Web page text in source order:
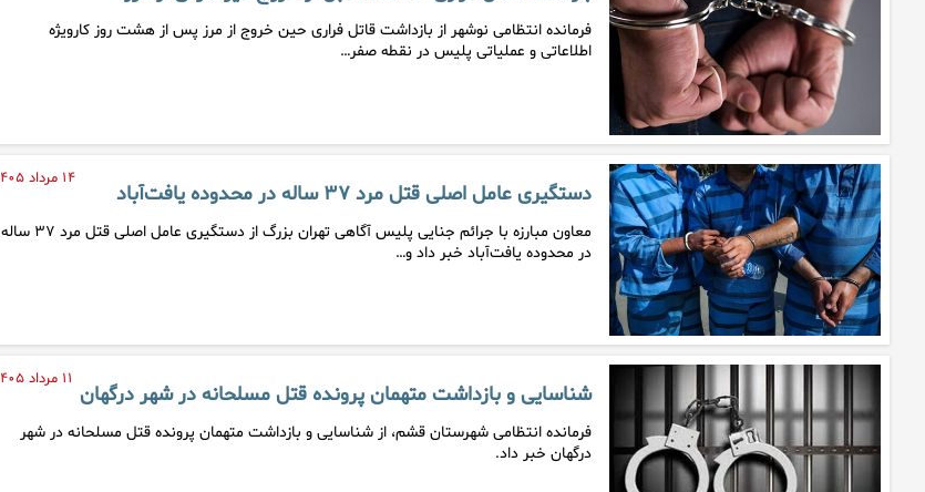
فرمانده انتظامی نوشهر از بازداشت قاتل فراری حین خروج از مرز پس از هشت روز کارویژه
اطلاعاتی و عملیاتی پلیس در نقطه صفر…
۱۴ مرداد ۱۴۰۵
دستگیری عامل اصلی قتل مرد ۳۷ ساله در محدوده یافت‌آباد
معاون مبارزه با جرائم جنایی پلیس آگاهی تهران بزرگ از دستگیری عامل اصلی قتل مرد ۳۷ ساله
در محدوده یافت‌آباد خبر داد و…
۱۱ مرداد ۱۴۰۵
شناسایی و بازداشت متهمان پرونده قتل مسلحانه در شهر درگهان
فرمانده انتظامی شهرستان قشم، از شناسایی و بازداشت متهمان پرونده قتل مسلحانه در شهر
درگهان خبر داد.